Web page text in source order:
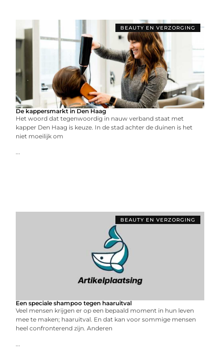
BEAUTY EN VERZORGING
De kappersmarkt in Den Haag
Het woord dat tegenwoordig in nauw verband staat met
kapper Den Haag is keuze. In de stad achter de duinen is het
niet moeilijk om
...
BEAUTY EN VERZORGING
Een speciale shampoo tegen haaruitval
Veel mensen krijgen er op een bepaald moment in hun leven
mee te maken; haaruitval. En dat kan voor sommige mensen
heel confronterend zijn. Anderen
...